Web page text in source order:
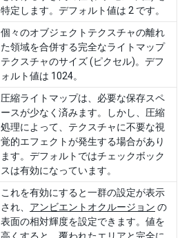
特定します。デフォルト値は 2 です。
個々のオブジェクトテクスチャの離れ
た領域を合併する完全なライトマップ
テクスチャのサイズ (ピクセル)。デフ
ォルト値は 1024。
圧縮ライトマップは、必要な保存スペ
ースが少なく済みます。しかし、圧縮
処理によって、テクスチャに不要な視
覚的エフェクトが発生する場合があり
ます。デフォルトではチェックボック
スは有効になっています。
これを有効にすると一群の設定が表示
され、 アンビエントオクルージョン の
表面の相対輝度を設定できます。値を